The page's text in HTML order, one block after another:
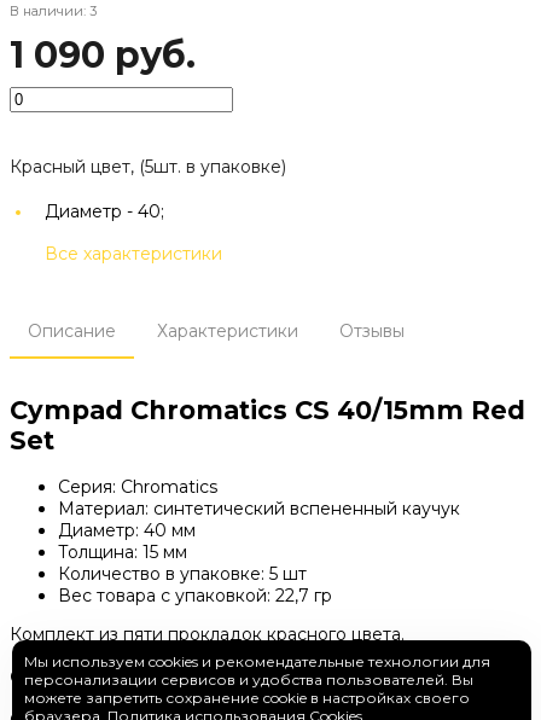
В наличии: 3
1 090 руб.
Красный цвет, (5шт. в упаковке)
Диаметр - 40;
Все характеристики
Описание Характеристики Отзывы
Cympad Chromatics CS 40/15mm Red
Set
Серия: Chromatics
Материал: синтетический вспененный каучук
Диаметр: 40 мм
Толщина: 15 мм
Количество в упаковке: 5 шт
Вес товара с упаковкой: 22,7 гр
Комплект из пяти прокладок красного цвета.
Cympad Chromatics
Мы используем cookies и рекомендательные технологии для
персонализации сервисов и удобства пользователей. Вы
можете запретить сохранение cookie в настройках своего
браузера. Политика использования Cookies